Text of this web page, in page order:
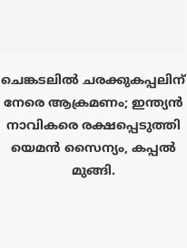
ചെങ്കടലിൽ ചരക്കുകപ്പലിന്
നേരെ ആക്രമണം; ഇന്ത്യൻ
നാവികരെ രക്ഷപ്പെടുത്തി
യെമൻ സൈന്യം, കപ്പൽ
മുങ്ങി.